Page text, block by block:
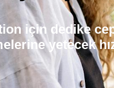
için dedike
yetecek